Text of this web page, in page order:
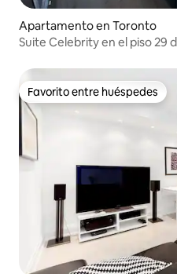
Apartamento en Toronto
Suite Celebrity en el piso 29
Favorito entre huéspedes
Favorito entre huéspedes